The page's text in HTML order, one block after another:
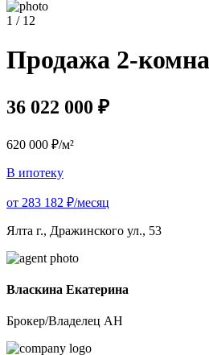
1 / 12
Продажа 2-
36 022 000 ₽
620 000 ₽/м²
В ипотеку
от 283 182 ₽/месяц
Ялта г., Дражинского ул., 53
Власкина Екатерина
Брокер/Владелец АН